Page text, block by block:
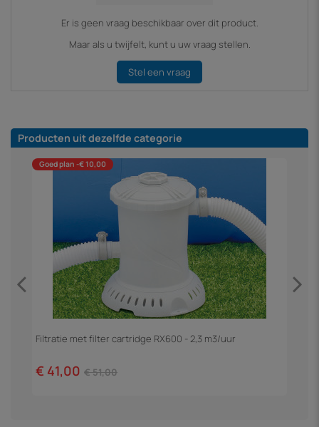
Er is geen vraag beschikbaar over dit product.
Maar als u twijfelt, kunt u uw vraag stellen.
Stel een vraag
Producten uit dezelfde categorie
Goed plan -€ 10,00
Filtratie met filter cartridge RX600 - 2,3 m3/uur
€ 41,00 € 51,00